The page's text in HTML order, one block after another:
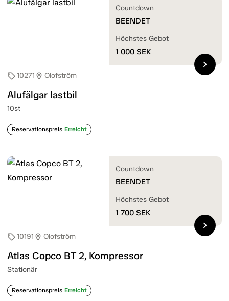
sell10271 location_on Olofström
Alufälgar lastbil
10st
Reservationspreis Erreicht
Countdown
BEENDET
Höchstes Gebot
1 000 SEK
chevron_right
sell10191 location_on Olofström
Atlas Copco BT 2, Kompressor
Stationär
Reservationspreis Erreicht
Countdown
BEENDET
Höchstes Gebot
1 700 SEK
chevron_right